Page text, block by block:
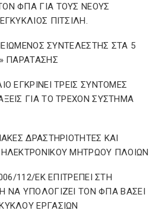
ΦΠΑ ΓΙΑ ΤΟΥΣ ΝΕΟΥΣ
ΠΙΤΣΙΛΗ.
ΣΥΝΤΕΛΕΣΤΗΣ ΣΤΑ 5
ΠΑΡΑΤΑΣΗΣ
ΕΓΚΡΙΝΕΙ ΤΡΕΙΣ ΣΥΝΤΟΜΕΣ
ΓΙΑ ΤΟ ΤΡΕΧΟΝ ΣΥΣΤΗΜΑ
ΔΡΑΣΤΗΡΙΟΤΗΤΕΣ ΚΑΙ
ΜΗΤΡΩΟΥ ΠΛΟΙΩΝ
112/ΕΚ ΕΠΙΤΡΕΠΕΙ ΣΤΗ
ΝΑ ΥΠΟΛΟΓΙΖΕΙ ΤΟΝ ΦΠΑ ΒΑΣΕΙ
ΕΡΓΑΣΙΩΝ